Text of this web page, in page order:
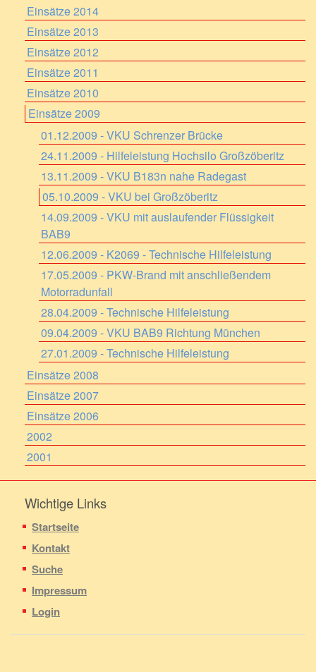
Einsätze 2014
Einsätze 2013
Einsätze 2012
Einsätze 2011
Einsätze 2010
Einsätze 2009
01.12.2009 - VKU Schrenzer Brücke
24.11.2009 - Hilfeleistung Hochsilo Großzöberitz
13.11.2009 - VKU B183n nahe Radegast
05.10.2009 - VKU bei Großzöberitz
14.09.2009 - VKU mit auslaufender Flüssigkeit
BAB9
12.06.2009 - K2069 - Technische Hilfeleistung
17.05.2009 - PKW-Brand mit anschließendem
Motorradunfall
28.04.2009 - Technische Hilfeleistung
09.04.2009 - VKU BAB9 Richtung München
27.01.2009 - Technische Hilfeleistung
Einsätze 2008
Einsätze 2007
Einsätze 2006
2002
2001
Wichtige Links
Startseite
Kontakt
Suche
Impressum
Login